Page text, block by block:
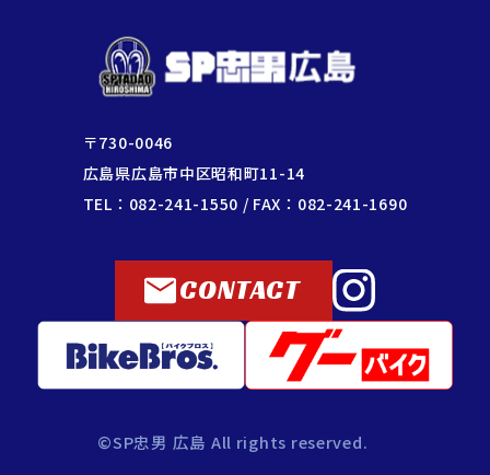
〒730-0046
広島県広島市中区昭和町11-14
TEL：082-241-1550 / FAX：082-241-1690
CONTACT
©SP忠男 広島 All rights reserved.